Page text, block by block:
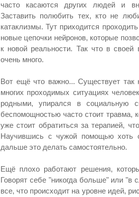
часто касаются других людей и
Заставить полюбить тех, кто не
катаклизмы. Тут приходится
новые цепочки нейронов, которые
к новой реальности. Так что в
очень много.
Вот ещё что важно... Существует так
многих проходимых ситуациях
родными, упирался в социальную
беспомощностью часто стоит травма,
уже стоит обратиться за терапией,
Научившись с чужой помощью хоть
дальше это делать самостоятельно.
Ещё плохо работают решения,
Говорят себе "никогда больше" или "в
все, что происходит на уровне идей,